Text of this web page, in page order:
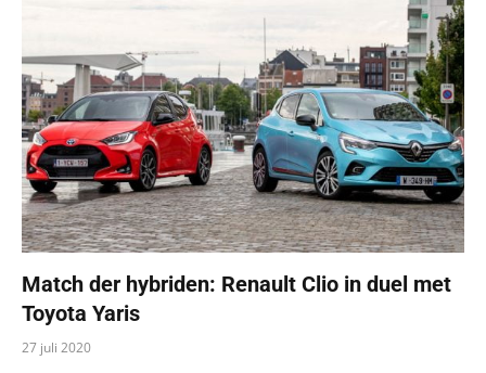
Match der hybriden: Renault Clio in duel met
Toyota Yaris
27 juli 2020